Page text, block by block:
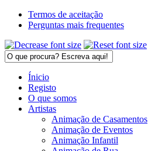
Termos de aceitação
Perguntas mais frequentes
Ínicio
Registo
O que somos
Artistas
Animação de Casamentos
Animação de Eventos
Animação Infantil